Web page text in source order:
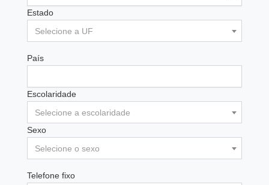
Estado
Selecione a UF
País
Escolaridade
Selecione a escolaridade
Sexo
Selecione o sexo
Telefone fixo